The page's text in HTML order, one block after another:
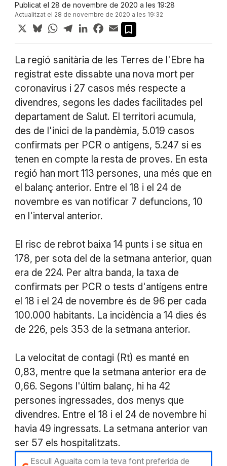
Publicat el 28 de novembre de 2020 a les 19:28
Actualitzat el 28 de novembre de 2020 a les 19:32
X BlueskyWhatsApp
TelegramLinkedInFacebook
Email
La regió sanitària de les Terres de l'Ebre ha
registrat este dissabte una nova mort per
coronavirus i 27 casos més respecte a
divendres, segons les dades facilitades pel
departament de Salut. El territori acumula,
des de l'inici de la pandèmia, 5.019 casos
confirmats per PCR o antígens, 5.247 si es
tenen en compte la resta de proves. En esta
regió han mort 113 persones, una més que en
el balanç anterior. Entre el 18 i el 24 de
novembre es van notificar 7 defuncions, 10
en l'interval anterior.
El risc de rebrot baixa 14 punts i se situa en
178, per sota del de la setmana anterior, quan
era de 224. Per altra banda, la taxa de
confirmats per PCR o tests d'antígens entre
el 18 i el 24 de novembre és de 96 per cada
100.000 habitants. La incidència a 14 dies és
de 226, pels 353 de la setmana anterior.
La velocitat de contagi (Rt) es manté en
0,83, mentre que la setmana anterior era de
0,66. Segons l'últim balanç, hi ha 42
persones ingressades, dos menys que
divendres. Entre el 18 i el 24 de novembre hi
havia 49 ingressats. La setmana anterior van
ser 57 els hospitalitzats.
Escull Aguaita com la teva font preferida de